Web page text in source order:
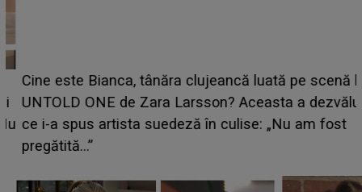
Cine este Bianca, tânăra clujeancă luată pe scenă la
UNTOLD ONE de Zara Larsson? Aceasta a dezvăluit
ce i-a spus artista suedeză în culise: „Nu am fost
pregătită...”